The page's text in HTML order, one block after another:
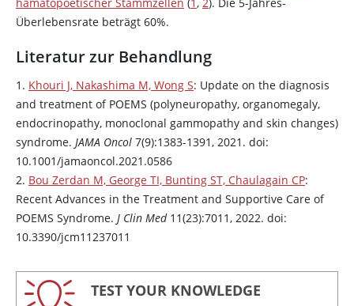
Überlebensrate beträgt 60%.
Literatur zur Behandlung
1. Khouri J, Nakashima M, Wong S: Update on the diagnosis
and treatment of POEMS (polyneuropathy, organomegaly,
endocrinopathy, monoclonal gammopathy and skin changes)
syndrome. JAMA Oncol 7(9):1383-1391, 2021. doi:
10.1001/jamaoncol.2021.0586
2. Bou Zerdan M, George TI, Bunting ST, Chaulagain CP:
Recent Advances in the Treatment and Supportive Care of
POEMS Syndrome. J Clin Med11(23):7011, 2022. doi:
10.3390/jcm11237011
TEST YOUR KNOWLEDGE